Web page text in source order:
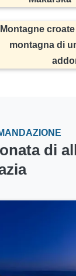
Montagne
montagna di
di